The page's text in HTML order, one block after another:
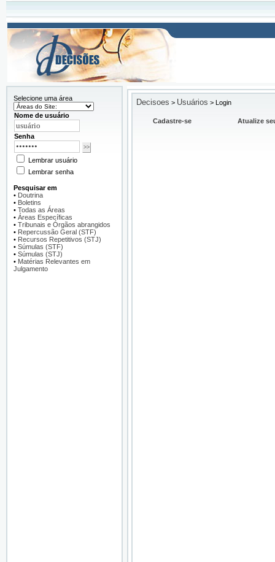
Selecione uma área
Nome de usuário
Senha
Lembrar usuário
Lembrar senha
Pesquisar em
• Doutrina
• Boletins
• Todas as Áreas
• Áreas Específicas
• Tribunais e Órgãos abrangidos
• Repercussão Geral (STF)
• Recursos Repetitivos (STJ)
• Súmulas (STF)
• Súmulas (STJ)
• Matérias Relevantes em
Julgamento
Decisoes > Usuários > Login
Cadastre-se Atualize